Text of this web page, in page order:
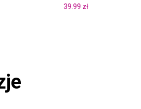
39.99 zł